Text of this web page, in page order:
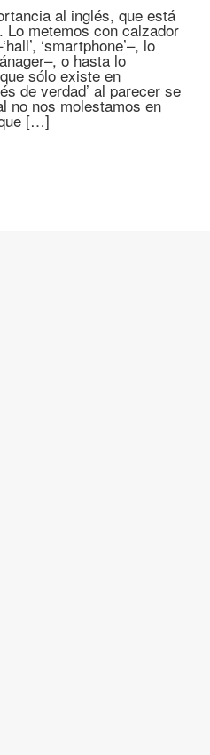
al inglés, que está
Lo metemos con calzador
‘smartphone’–, lo
o hasta lo
sólo existe en
de verdad’ al parecer se
no nos molestamos en
[…]